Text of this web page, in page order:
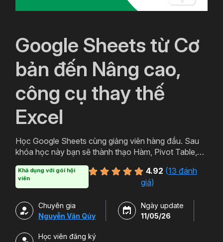
Google Sheets từ Cơ
bản đến Nâng cao,
công cụ thay thế
Excel
Học Google Sheets cùng giảng viên hàng đầu. Sau
khóa học này bạn sẽ thành thạo Hàm, Pivot Table,
Ngoài ra bạn còn có thể học thêm Add-on và cách
sử dụng nhiều tiện ích Tuyệt vời của Google.
Khả dụng với gói hội
viên
4.92 (13 đánh
giá)
Chuyên gia
Nguyễn Văn Qúy
Ngày update
11/05/26
Học viên đăng ký